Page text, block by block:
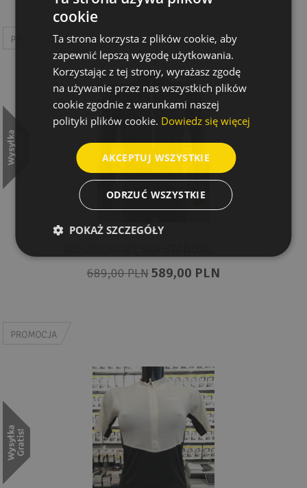
689,00 PLN589,00 PLN
cookie
Ta strona korzysta z plików cookie, aby
zapewnić lepszą wygodę użytkowania.
Korzystając z tej strony, wyrażasz zgodę
na używanie przez nas wszystkich plików
cookie zgodnie z warunkami naszej
polityki plików cookie. Dowiedz się więcej
AKCEPTUJ WSZYSTKIE
ODRZUĆ WSZYSTKIE
POKAŻ SZCZEGÓŁY